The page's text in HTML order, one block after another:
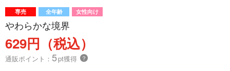
専売 全年齢 女性向け
やわらかな境界
629円（税込）
通販ポイント： 5pt獲得 ？